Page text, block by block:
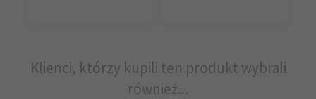
Klienci, którzy kupili ten produkt wybrali
również...